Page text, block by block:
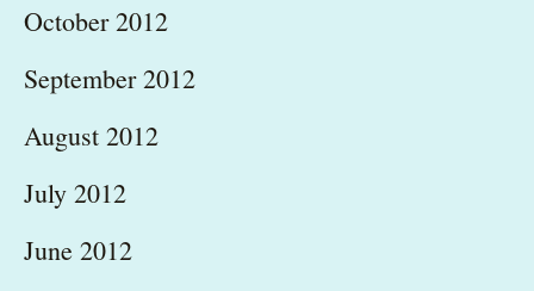
October 2012
September 2012
August 2012
July 2012
June 2012